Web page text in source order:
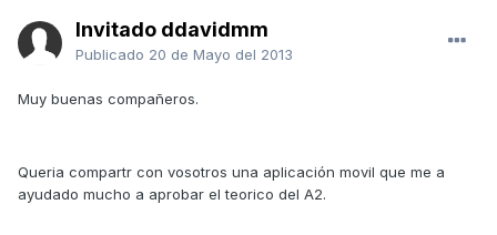
Invitado ddavidmm
Publicado 20 de Mayo del 2013
Muy buenas compañeros.
Queria compartr con vosotros una aplicación movil que me a
ayudado mucho a aprobar el teorico del A2.